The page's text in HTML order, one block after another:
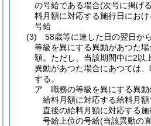
の号給である場合(次号に掲げ
料月額に対応する施行日にお
号給
(3)
58歳等に達した日の翌日か
等級を異にする異動があつた
額。 ただし、当該期間中に2以
異動があつた場合にあつては
する。
ア
職務の等級を異にする異
給料月額に対応する給料月
直後の給料月額に対応する
号給上位の号給(当該異動の